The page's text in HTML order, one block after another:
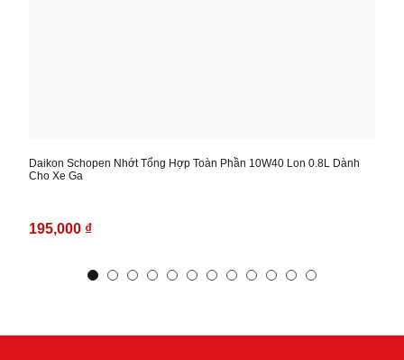
Daikon Schopen Nhớt Tổng Hợp Toàn Phần 10W40 Lon 0.8L Dành
Cho Xe Ga
195,000 ₫